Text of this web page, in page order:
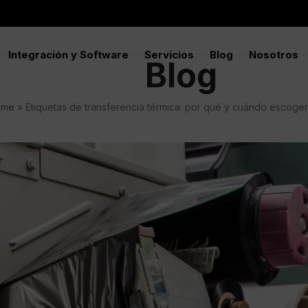
Integración y Software Servicios Blog Nosotros
Blog
» Etiquetas de transferencia térmica: por qué y cuándo